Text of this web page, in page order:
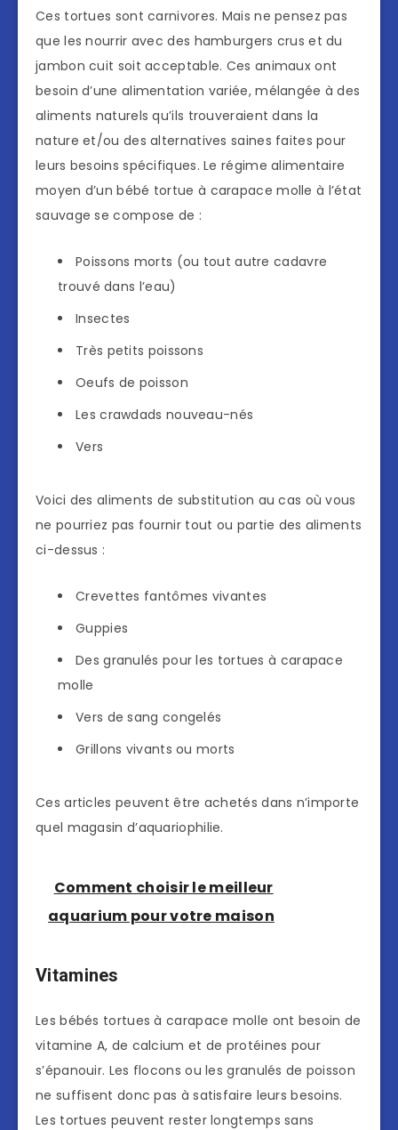
Ces tortues sont carnivores. Mais ne pensez pas
que les nourrir avec des hamburgers crus et du
jambon cuit soit acceptable. Ces animaux ont
besoin d’une alimentation variée, mélangée à des
aliments naturels qu’ils trouveraient dans la
nature et/ou des alternatives saines faites pour
leurs besoins spécifiques. Le régime alimentaire
moyen d’un bébé tortue à carapace molle à l’état
sauvage se compose de :
Poissons morts (ou tout autre cadavre
trouvé dans l’eau)
Insectes
Très petits poissons
Oeufs de poisson
Les crawdads nouveau-nés
Vers
Voici des aliments de substitution au cas où vous
ne pourriez pas fournir tout ou partie des aliments
ci-dessus :
Crevettes fantômes vivantes
Guppies
Des granulés pour les tortues à carapace
molle
Vers de sang congelés
Grillons vivants ou morts
Ces articles peuvent être achetés dans n’importe
quel magasin d’aquariophilie.
Comment choisir le meilleur
aquarium pour votre maison
Vitamines
Les bébés tortues à carapace molle ont besoin de
vitamine A, de calcium et de protéines pour
s’épanouir. Les flocons ou les granulés de poisson
ne suffisent donc pas à satisfaire leurs besoins.
Les tortues peuvent rester longtemps sans